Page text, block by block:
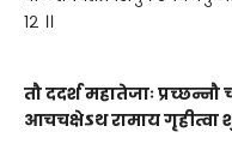
१२ ।।
तौ ददर्श महातेजाः
आचचक्षेऽथ रामाय गृहीत्वा